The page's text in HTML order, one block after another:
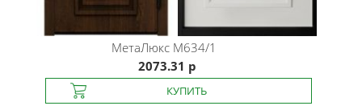
МетаЛюксM634/1
2073.31 р